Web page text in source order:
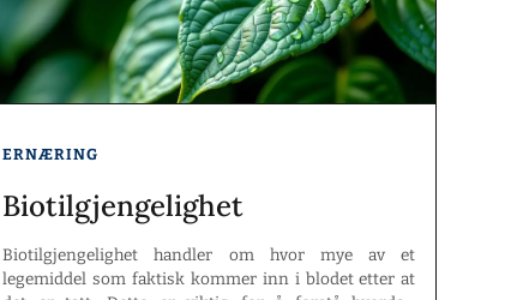
ERNÆRING
Biotilgjengelighet
Biotilgjengelighet handler om hvor mye av et
legemiddel som faktisk kommer inn i blodet etter at